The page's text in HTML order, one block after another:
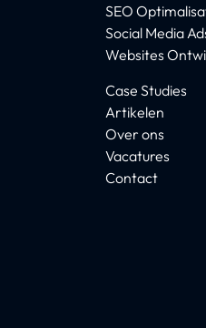
SEO
Social Media
Websites
Case Studies
Artikelen
Over ons
Vacatures
Contact